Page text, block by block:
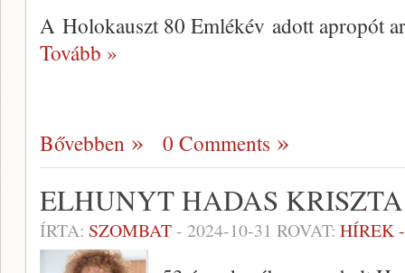
A Holokauszt 80 Emlékév adott apropót
Tovább »
Bővebben 0 Comments
ELHUNYT HADAS KRISZTA
ÍRTA: SZOMBAT- 2024-10-31 ROVAT: HÍREK